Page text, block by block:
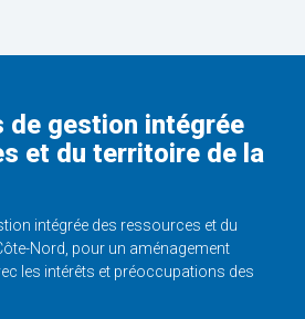
de gestion intégrée
et du territoire de la
intégrée des ressources et du
Nord, pour un aménagement
les intérêts et préoccupations des